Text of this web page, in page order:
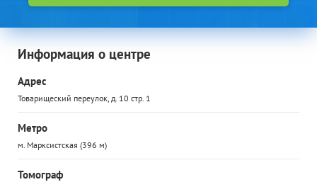
Информация о центре
Адрес
Товарищеский переулок, д. 10 стр. 1
Метро
м. Марксистская (396 м)
Томограф